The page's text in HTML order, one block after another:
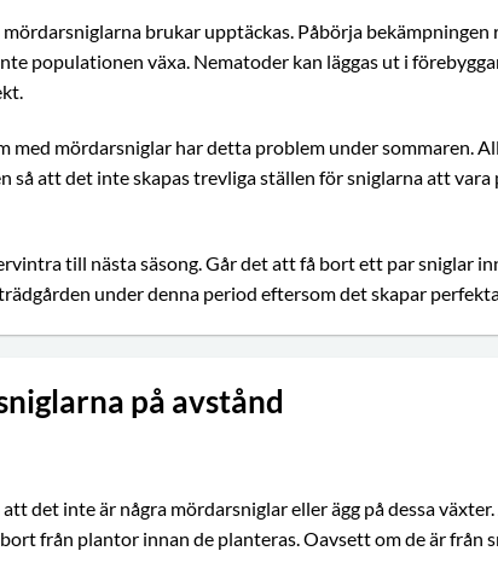
brukar upptäckas. Påbörja
populationen växa. Nematoder kan läggas ut i
med mördarsniglar har detta problem under sommaren.
så att det inte skapas trevliga ställen för sniglarna att
till nästa säsong. Går det att få bort ett par sniglar
under denna period eftersom det skapar
på avstånd
det inte är några mördarsniglar eller ägg på dessa
från plantor innan de planteras. Oavsett om de är från